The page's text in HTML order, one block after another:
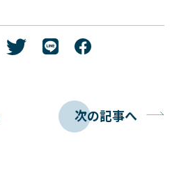
次の記事へ